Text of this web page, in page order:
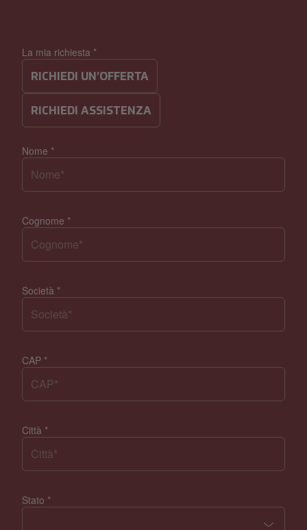
La mia richiesta *
RICHIEDI UN’OFFERTA
RICHIEDI ASSISTENZA
Nome *
Cognome *
Società *
CAP *
Città *
Stato *